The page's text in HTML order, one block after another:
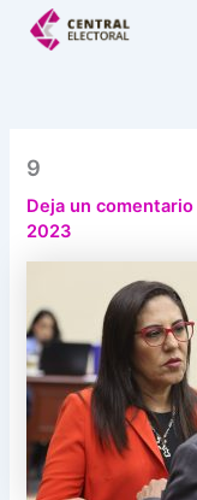
9
Deja un comentario
2023